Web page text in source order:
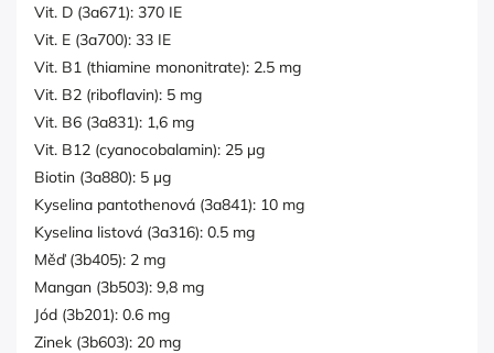
Vit. D (3a671): 370 IE
Vit. E (3a700): 33 IE
Vit. B1 (thiamine mononitrate): 2.5 mg
Vit. B2 (riboflavin): 5 mg
Vit. B6 (3a831): 1,6 mg
Vit. B12 (cyanocobalamin): 25 µg
Biotin (3a880): 5 µg
Kyselina pantothenová (3a841): 10 mg
Kyselina listová (3a316): 0.5 mg
Měď (3b405): 2 mg
Mangan (3b503): 9,8 mg
Jód (3b201): 0.6 mg
Zinek (3b603): 20 mg